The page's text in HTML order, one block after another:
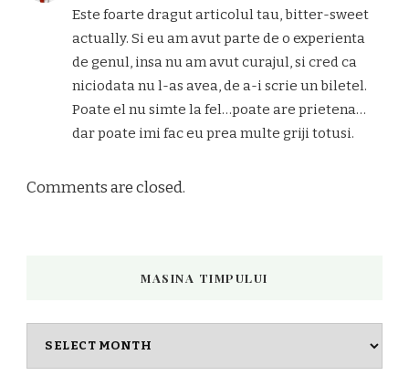
Este foarte dragut articolul tau, bitter-sweet
actually. Si eu am avut parte de o experienta
de genul, insa nu am avut curajul, si cred ca
niciodata nu l-as avea, de a-i scrie un biletel.
Poate el nu simte la fel…poate are prietena…
dar poate imi fac eu prea multe griji totusi.
Comments are closed.
MASINA TIMPULUI